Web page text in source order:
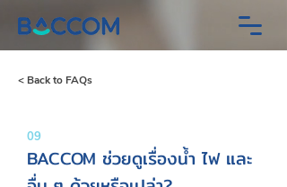
< Back to FAQs
09
BACCOM ช่วยดูเรื่องน้ำ ไฟ และ